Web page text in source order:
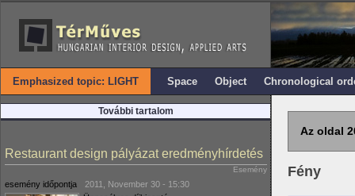
Emphasized topic: LIGHT Space Object Chronological
További tartalom
Restaurant design pályázat eredményhírdetés
Esemény
esemény időpontja
2011, November 30 - 15:30
Az oldal
Fény